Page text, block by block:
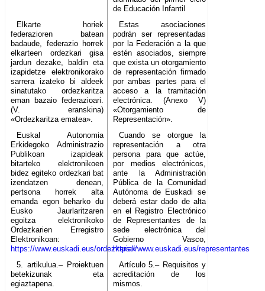
de Educación Infantil
Elkarte horiek
federazioren batean
badaude, federazio horrek
elkarteen ordezkari gisa
jardun dezake, baldin eta
izapidetze elektronikorako
sarrera izateko bi aldeek
sinatutako ordezkaritza
eman bazaio federazioari.
(V. eranskina)
«Ordezkaritza ematea».
Estas asociaciones
podrán ser representadas
por la Federación a la que
estén asociados, siempre
que exista un otorgamiento
de representación firmado
por ambas partes para el
acceso a la tramitación
electrónica. (Anexo V)
«Otorgamiento de
Representación».
Euskal Autonomia
Erkidegoko Administrazio
Publikoan izapideak
bitarteko elektronikoen
bidez egiteko ordezkari bat
izendatzen denean,
pertsona horrek alta
emanda egon beharko du
Eusko Jaurlaritzaren
egoitza elektronikoko
Ordezkarien Erregistro
Elektronikoan:
https://www.euskadi.eus/ordezkariak
Cuando se otorgue la
representación a otra
persona para que actúe,
por medios electrónicos,
ante la Administración
Pública de la Comunidad
Autónoma de Euskadi se
deberá estar dado de alta
en el Registro Electrónico
de Representantes de la
sede electrónica del
Gobierno Vasco,
https://www.euskadi.eus/representantes
5. artikulua.– Proiektuen
betekizunak eta
egiaztapena.
Artículo 5.– Requisitos y
acreditación de los
mismos.